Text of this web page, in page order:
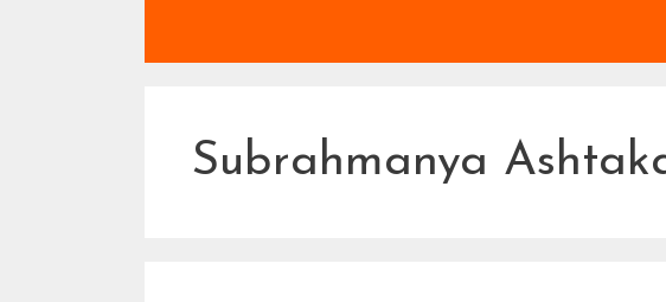
Subrahmanya